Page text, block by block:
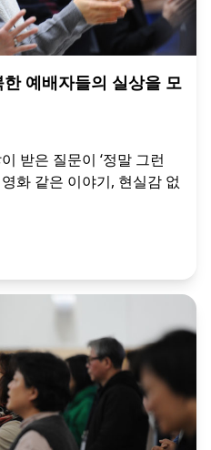
예배자들의 실상을 모
받은 질문이 ‘정말 그런
화 같은 이야기, 현실감 없